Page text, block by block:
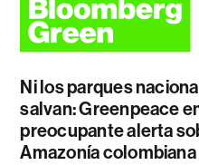
Ni los parques
salvan: Greenpeace
preocupante alerta
Amazonía colombiana